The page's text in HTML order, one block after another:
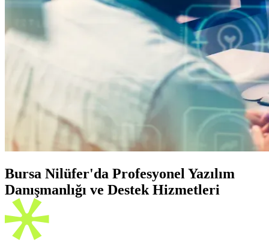
Bursa Nilüfer'da Profesyonel Yazılım
Danışmanlığı ve Destek Hizmetleri